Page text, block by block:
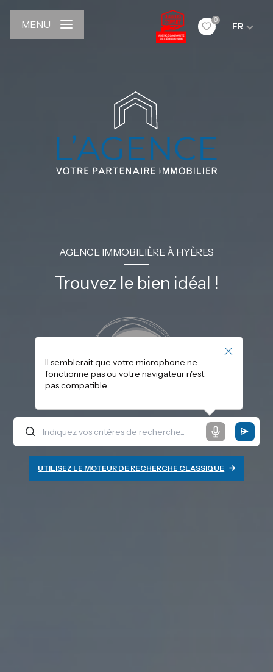
0
FR
MENU
AGENCE IMMOBILIÈRE À HYÈRES
Trouvez le bien idéal !
Il semblerait que votre microphone ne
fonctionne pas ou votre navigateur n'est
pas compatible
UTILISEZ LE MOTEUR DE RECHERCHE CLASSIQUE